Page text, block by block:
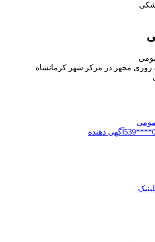
روزی مجهز در مرکز شهر کرمانشاه
آگهی دهنده